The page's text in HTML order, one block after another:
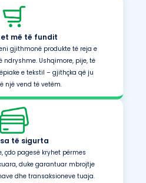
më të fundit
gjithmonë produkte të reja e
ndryshme. Ushqimore, pije, të
e tekstil – gjithçka që ju
një vend të vetëm.
të sigurta
çdo pagesë kryhet përmes
duke garantuar mbrojtje
dhe transaksioneve tuaja.